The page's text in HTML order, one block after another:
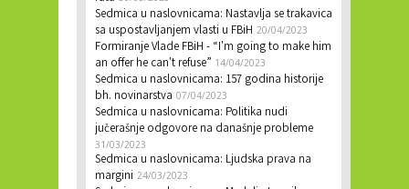
Sedmica u naslovnicama: Nastavlja se trakavica
sa uspostavljanjem vlasti u FBiH 20/04/2023
Formiranje Vlade FBiH - “I'm going to make him
an offer he can't refuse” 14/04/2023
Sedmica u naslovnicama: 157 godina historije
bh. novinarstva 07/04/2023
Sedmica u naslovnicama: Politika nudi
jučerašnje odgovore na današnje probleme
31/03/2023
Sedmica u naslovnicama: Ljudska prava na
margini 24/03/2023